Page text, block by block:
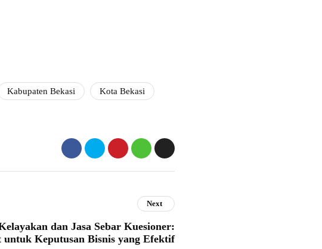
Kabupaten Bekasi Kota Bekasi
Next
dan Jasa Sebar Kuesioner:
untuk Keputusan Bisnis yang Efektif